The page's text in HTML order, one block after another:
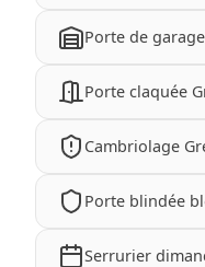
Porte de
Porte claquée
Cambriolage
Porte blindée
Serrurier